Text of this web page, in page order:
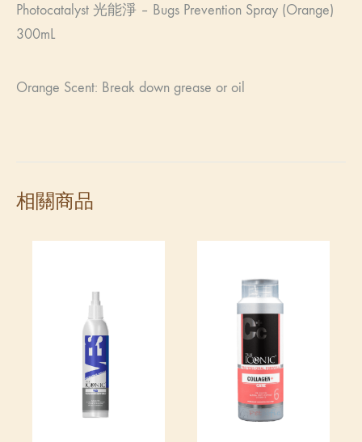
Photocatalyst 光能淨 – Bugs Prevention Spray (Orange)
300mL
Orange Scent: Break down grease or oil
相關商品